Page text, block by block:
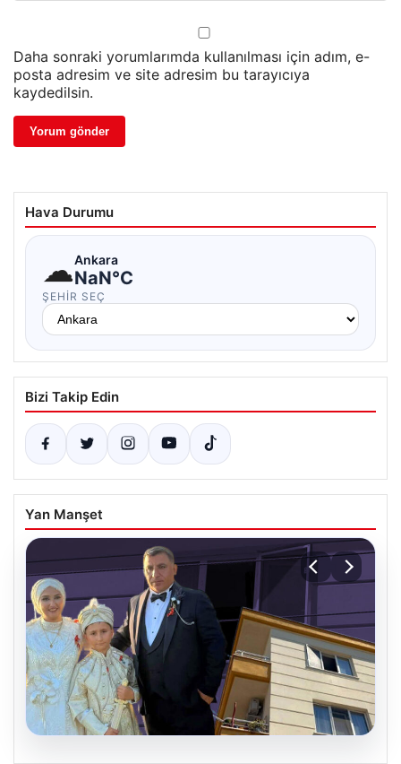
Daha sonraki yorumlarımda kullanılması için adım, e-
posta adresim ve site adresim bu tarayıcıya
kaydedilsin.
Hava Durumu
☁Ankara
NaN°C
ŞEHIR SEÇ
Bizi Takip Edin
Yan Manşet